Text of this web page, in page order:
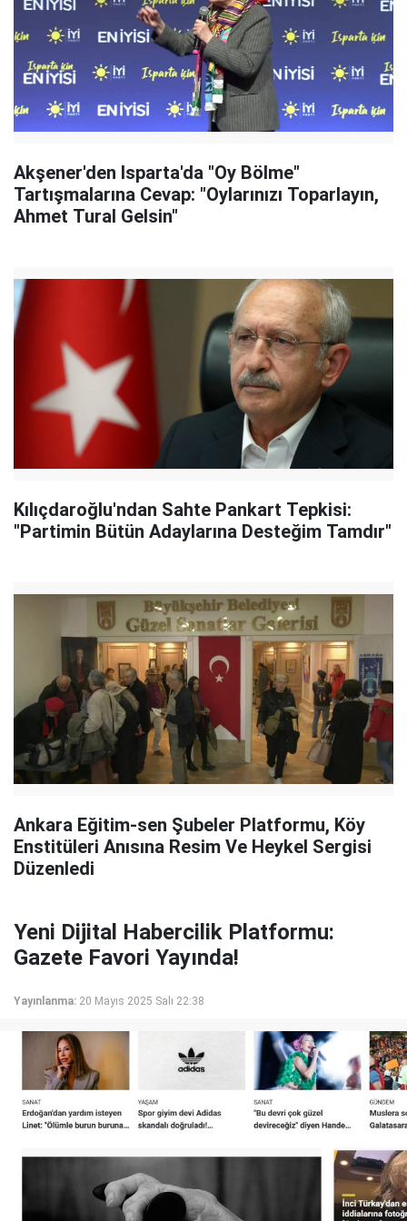
Akşener'den Isparta'da "Oy Bölme"
Tartışmalarına Cevap: "Oylarınızı Toparlayın,
Ahmet Tural Gelsin"
Kılıçdaroğlu'ndan Sahte Pankart Tepkisi:
"Partimin Bütün Adaylarına Desteğim Tamdır"
Ankara Eğitim-sen Şubeler Platformu, Köy
Enstitüleri Anısına Resim Ve Heykel Sergisi
Düzenledi
Yeni Dijital Habercilik Platformu:
Gazete Favori Yayında!
Yayınlanma: 20 Mayıs 2025 Salı 22:38